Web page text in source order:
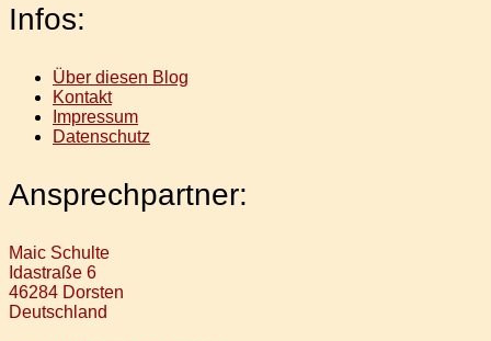
Infos:
Über diesen Blog
Kontakt
Impressum
Datenschutz
Ansprechpartner:
Maic Schulte
Idastraße 6
46284 Dorsten
Deutschland